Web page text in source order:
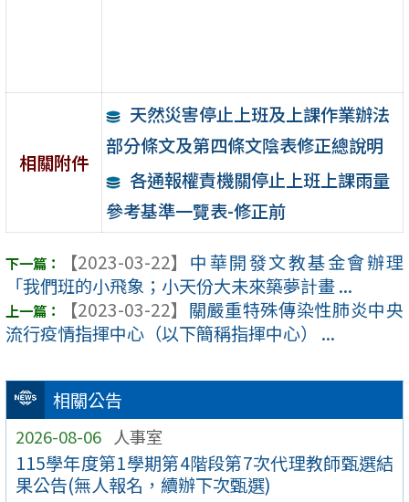
相關公告
2026-08-06 人事室
115學年度第1學期第4階段第7次代理教師甄選結
果公告(無人報名，續辦下次甄選)
相關附件
天然災害停止上班及上課作業辦法
部分條文及第四條文陰表修正總說明
各通報權責機關停止上班上課雨量
參考基準一覽表-修正前
【2023-03-22】 中華開發文教基金會辦理
「我們班的小飛象；小天份大未來築夢計畫 ...
【2023-03-22】 關嚴重特殊傳染性肺炎中央
流行疫情指揮中心（以下簡稱指揮中心） ...